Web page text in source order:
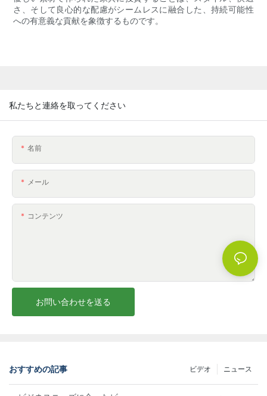
さ、そして良心的な配慮がシームレスに融合した、持続可能性
への有意義な貢献を象徴するものです。
私たちと連絡を取ってください
名前
メール
コンテンツ
お問い合わせを送る
おすすめの記事 ニュース
ビデオ